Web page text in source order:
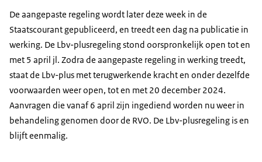
De aangepaste regeling wordt later deze week in de
Staatscourant gepubliceerd, en treedt een dag na publicatie in
werking. De Lbv-plusregeling stond oorspronkelijk open tot en
met 5 april jl. Zodra de aangepaste regeling in werking treedt,
staat de Lbv-plus met terugwerkende kracht en onder dezelfde
voorwaarden weer open, tot en met 20 december 2024.
Aanvragen die vanaf 6 april zijn ingediend worden nu weer in
behandeling genomen door de RVO. De Lbv-plusregeling is en
blijft eenmalig.